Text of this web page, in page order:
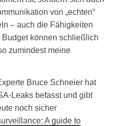
von „echten“
– auch die Fähigkeiten
können schließlich
zumindest meine
Bruce Schneier hat
Leaks befasst und gibt
noch sicher
A guide to